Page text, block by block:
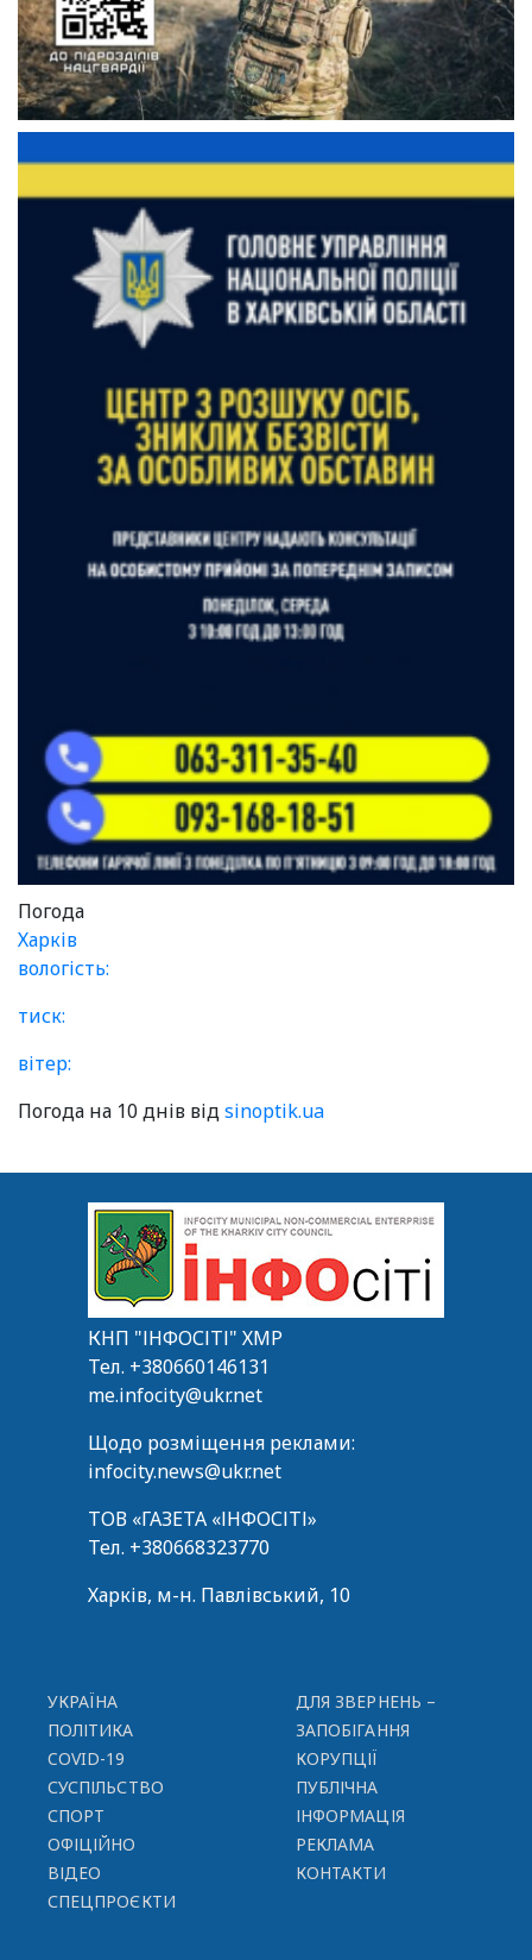
Погода
Харків
вологість:
тиск:
вітер:
Погода на 10 днів відsinoptik.ua
КНП "ІНФОСІТІ" ХМР
Тел. +380660146131
me.infocity@ukr.net
Щодо розміщення реклами:
infocity.news@ukr.net
ТОВ «ГАЗЕТА «ІНФОСІТІ»
Тел. +380668323770
Харків, м-н. Павлівський, 10
УКРАЇНА
ПОЛІТИКА
COVID-19
СУСПІЛЬСТВО
СПОРТ
ОФІЦІЙНО
ВІДЕО
СПЕЦПРОЄКТИ
ДЛЯ ЗВЕРНЕНЬ –
ЗАПОБІГАННЯ
КОРУПЦІЇ
ПУБЛІЧНА
ІНФОРМАЦІЯ
РЕКЛАМА
КОНТАКТИ